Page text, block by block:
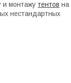
и монтажу тентов на
нестандартных